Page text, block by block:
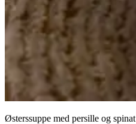
Østerssuppe med persille og spinat